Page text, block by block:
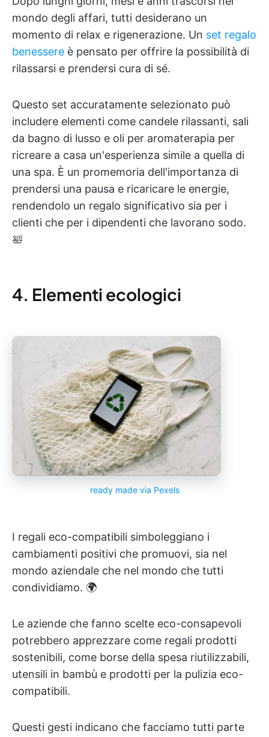
mondo degli affari, tutti desiderano un
momento di relax e rigenerazione. Un set regalo
benessere è pensato per offrire la possibilità di
rilassarsi e prendersi cura di sé.
Questo set accuratamente selezionato può
includere elementi come candele rilassanti, sali
da bagno di lusso e oli per aromaterapia per
ricreare a casa un'esperienza simile a quella di
una spa. È un promemoria dell'importanza di
prendersi una pausa e ricaricare le energie,
rendendolo un regalo significativo sia per i
clienti che per i dipendenti che lavorano sodo.
🛀
4. Elementi ecologici
ready made via Pexels
I regali eco-compatibili simboleggiano i
cambiamenti positivi che promuovi, sia nel
mondo aziendale che nel mondo che tutti
condividiamo. 🌍
Le aziende che fanno scelte eco-consapevoli
potrebbero apprezzare come regali prodotti
sostenibili, come borse della spesa riutilizzabili,
utensili in bambù e prodotti per la pulizia eco-
compatibili.
Questi gesti indicano che facciamo tutti parte